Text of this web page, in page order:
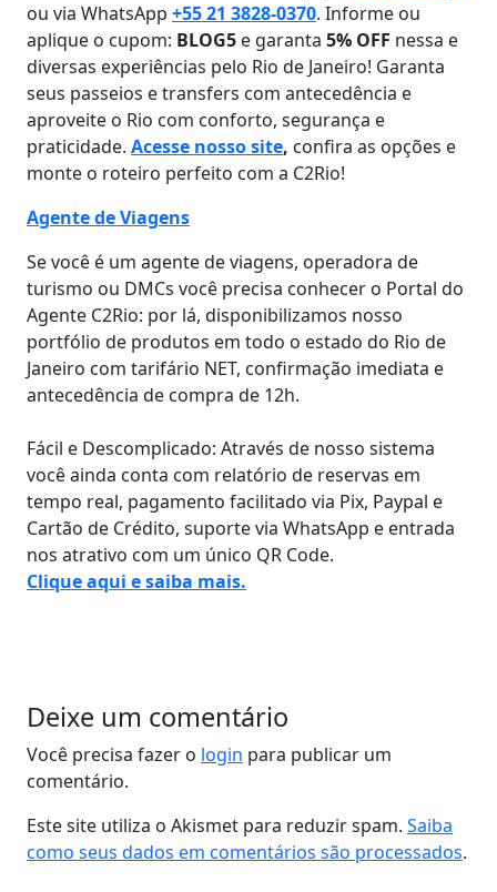
ou via WhatsApp +55 21 3828-0370. Informe ou
aplique o cupom: BLOG5 e garanta 5% OFF nessa e
diversas experiências pelo Rio de Janeiro! Garanta
seus passeios e transfers com antecedência e
aproveite o Rio com conforto, segurança e
praticidade. Acesse nosso site, confira as opções e
monte o roteiro perfeito com a C2Rio!
Agente de Viagens
Se você é um agente de viagens, operadora de
turismo ou DMCs você precisa conhecer o Portal do
Agente C2Rio: por lá, disponibilizamos nosso
portfólio de produtos em todo o estado do Rio de
Janeiro com tarifário NET, confirmação imediata e
antecedência de compra de 12h.
Fácil e Descomplicado: Através de nosso sistema
você ainda conta com relatório de reservas em
tempo real, pagamento facilitado via Pix, Paypal e
Cartão de Crédito, suporte via WhatsApp e entrada
nos atrativo com um único QR Code.
Clique aqui e saiba mais.
Deixe um comentário
Você precisa fazer o login para publicar um
comentário.
Este site utiliza o Akismet para reduzir spam. Saiba
como seus dados em comentários são processados.